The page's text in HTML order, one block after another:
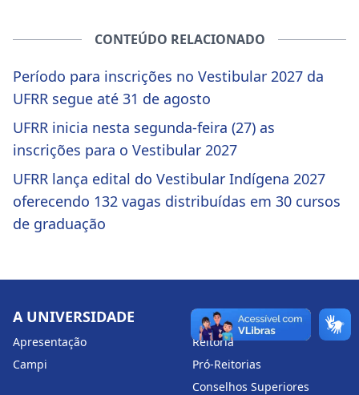
CONTEÚDO RELACIONADO
Período para inscrições no Vestibular 2027 da
UFRR segue até 31 de agosto
UFRR inicia nesta segunda-feira (27) as
inscrições para o Vestibular 2027
UFRR lança edital do Vestibular Indígena 2027
oferecendo 132 vagas distribuídas em 30 cursos
de graduação
A UNIVERSIDADE
Apresentação
Campi
ESTRUTURA
Reitoria
Pró-Reitorias
Conselhos Superiores